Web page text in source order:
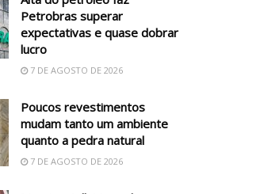
Petrobras superar
expectativas e quase dobrar
lucro
7 DE AGOSTO DE 2026
Poucos revestimentos
mudam tanto um ambiente
quanto a pedra natural
7 DE AGOSTO DE 2026